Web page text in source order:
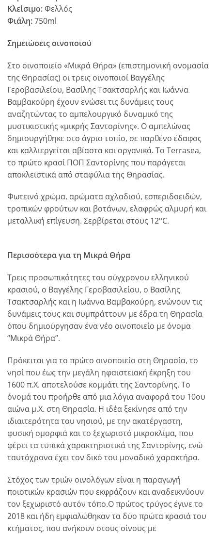
Κλείσιμο:Φελλός
Φιάλη:750ml
Σημειώσεις οινοποιού
Στο οινοποιείο «Μικρά Θήρα» (επιστημονική ονομασία
της Θηρασίας) οι τρεις οινοποιοί Βαγγέλης
Γεροβασιλείου, Βασίλης Τσακτσαρλής και Ιωάννα
Βαμβακούρη έχουν ενώσει τις δυνάμεις τους
αναζητώντας το αμπελουργικό δυναμικό της
μυστικιστικής «μικρής Σαντορίνης». Ο αμπελώνας
δημιουργήθηκε στο άγριο τοπίο, σε παρθένο έδαφος
και καλλιεργείται αβίαστα και οργανικά. Το Terrasea,
το πρώτο κρασί ΠΟΠ Σαντορίνης που παράγεται
αποκλειστικά από σταφύλια της Θηρασίας.
Φωτεινό χρώμα, αρώματα αχλαδιού, εσπεριδοειδών,
τροπικών φρούτων και βοτάνων, ελαφρώς αλμυρή και
μεταλλική επίγευση. Σερβίρεται στους 12°C.
Περισσότερα για τη Μικρά Θήρα
Τρεις προσωπικότητες του σύγχρονου ελληνικού
κρασιού, ο Βαγγέλης Γεροβασιλείου, ο Βασίλης
Τσακτσαρλής και η Ιωάννα Βαμβακούρη, ενώνουν τις
δυνάμεις τους και συμπράττουν με έδρα τη Θηρασία
όπου δημιούργησαν ένα νέο οινοποιείο με όνομα
“Μικρά Θήρα”.
Πρόκειται για το πρώτο οινοποιείο στη Θηρασία, το
νησί που έως την μεγάλη ηφαιστειακή έκρηξη του
1600 π.Χ. αποτελούσε κομμάτι της Σαντορίνης. Το
όνομά του προήρθε από μια λόγια αναφορά του 10ου
αιώνα μ.Χ. στη Θηρασία. Η ιδέα ξεκίνησε από την
ιδιαιτερότητα του νησιού, με την ακατέργαστη,
φυσική ομορφιά και το ξεχωριστό μικροκλίμα, που
φέρει τα τυπικά χαρακτηριστικά της Σαντορίνης, ενώ
ταυτόχρονα έχει τον δικό του μοναδικό χαρακτήρα.
Στόχος των τριών οινολόγων είναι η παραγωγή
ποιοτικών κρασιών που εκφράζουν και αναδεικνύουν
τον ξεχωριστό αυτόν τόπο.Ο πρώτος τρύγος έγινε το
2018 και ήδη εμφιαλώθηκαν τα δύο πρώτα κρασιά του
κτήματος, που ανήκουν στους οίνους με